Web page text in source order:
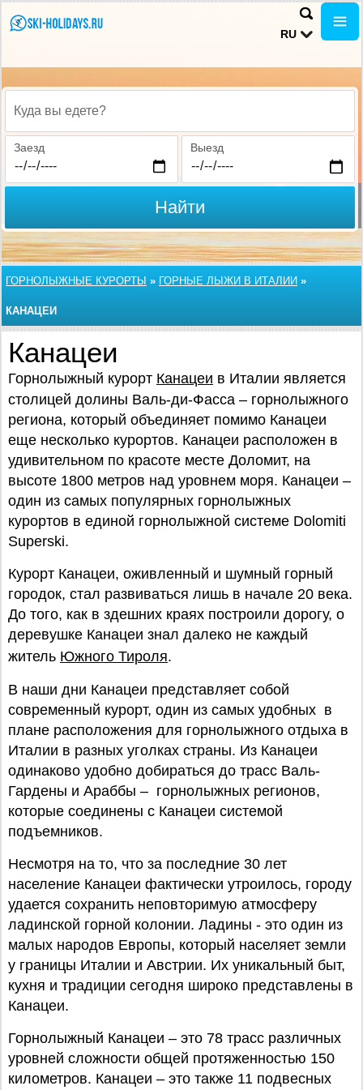
RU
Куда вы едете?
Заезд Выезд
Найти
ГОРНОЛЫЖНЫЕ КУРОРТЫ » ГОРНЫЕ ЛЫЖИ В ИТАЛИИ »
КАНАЦЕИ
Канацеи
Горнолыжный курорт Канацеи в Италии является
столицей долины Валь-ди-Фасса – горнолыжного
региона, который объединяет помимо Канацеи
еще несколько курортов. Канацеи расположен в
удивительном по красоте месте Доломит, на
высоте 1800 метров над уровнем моря. Канацеи –
один из самых популярных горнолыжных
курортов в единой горнолыжной системе Dolomiti
Superski.
Курорт Канацеи, оживленный и шумный горный
городок, стал развиваться лишь в начале 20 века.
До того, как в здешних краях построили дорогу, о
деревушке Канацеи знал далеко не каждый
житель Южного Тироля.
В наши дни Канацеи представляет собой
современный курорт, один из самых удобных в
плане расположения для горнолыжного отдыха в
Италии в разных уголках страны. Из Канацеи
одинаково удобно добираться до трасс Валь-
Гардены и Араббы – горнолыжных регионов,
которые соединены с Канацеи системой
подъемников.
Несмотря на то, что за последние 30 лет
население Канацеи фактически утроилось, городу
удается сохранить неповторимую атмосферу
ладинской горной колонии. Ладины - это один из
малых народов Европы, который населяет земли
у границы Италии и Австрии. Их уникальный быт,
кухня и традиции сегодня широко представлены в
Канацеи.
Горнолыжный Канацеи – это 78 трасс различных
уровней сложности общей протяженностью 150
километров. Канацеи – это также 11 подвесных